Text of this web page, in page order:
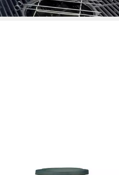
lieferbar - in 2-3 Werktagen bei dir
LANDMANN